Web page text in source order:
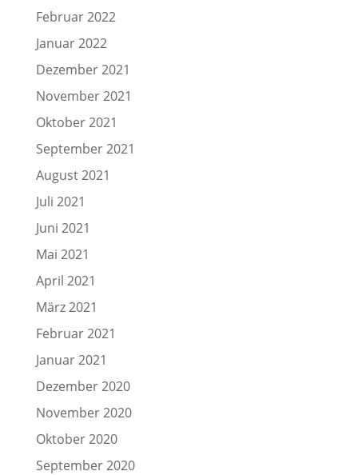
Februar 2022
Januar 2022
Dezember 2021
November 2021
Oktober 2021
September 2021
August 2021
Juli 2021
Juni 2021
Mai 2021
April 2021
März 2021
Februar 2021
Januar 2021
Dezember 2020
November 2020
Oktober 2020
September 2020